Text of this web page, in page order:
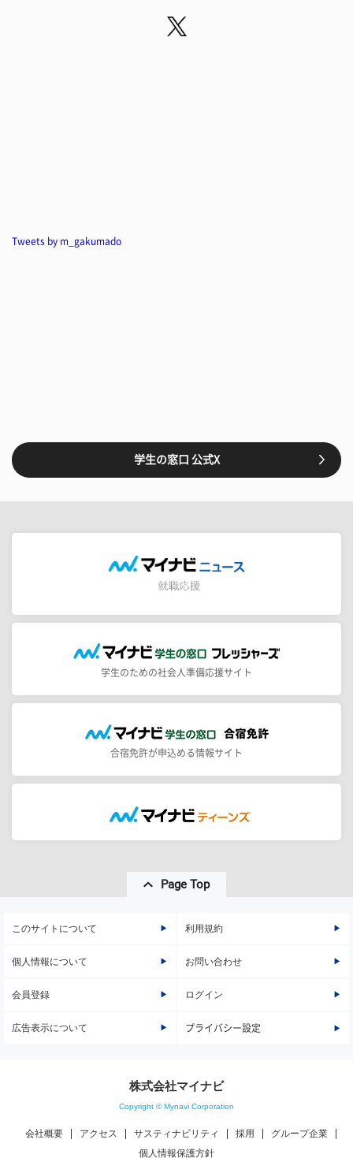
Tweets by m_gakumado
学生の窓口 公式X
学生のための社会人準備応援サイト
合宿免許が申込める情報サイト
Page Top
このサイトについて 利用規約
個人情報について お問い合わせ
会員登録 ログイン
広告表示について プライバシー設定
株式会社マイナビ
Copyright © Mynavi Corporation
会社概要 アクセス サスティナビリティ 採用
グループ企業
個人情報保護方針